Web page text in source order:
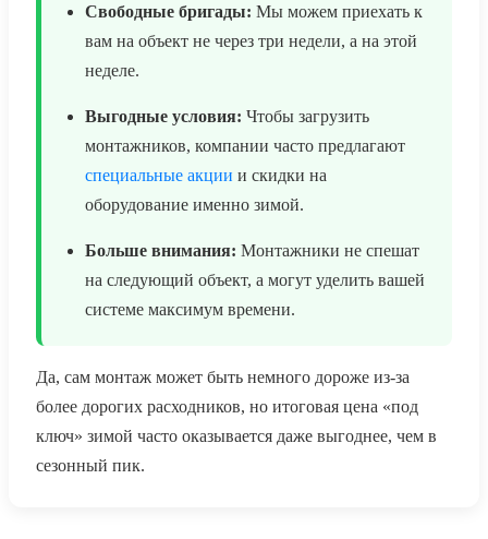
Свободные бригады: Мы можем приехать к
вам на объект не через три недели, а на этой
неделе.
Выгодные условия: Чтобы загрузить
монтажников, компании часто предлагают
специальные акции и скидки на
оборудование именно зимой.
Больше внимания: Монтажники не спешат
на следующий объект, а могут уделить вашей
системе максимум времени.
Да, сам монтаж может быть немного дороже из-за
более дорогих расходников, но итоговая цена «под
ключ» зимой часто оказывается даже выгоднее, чем в
сезонный пик.